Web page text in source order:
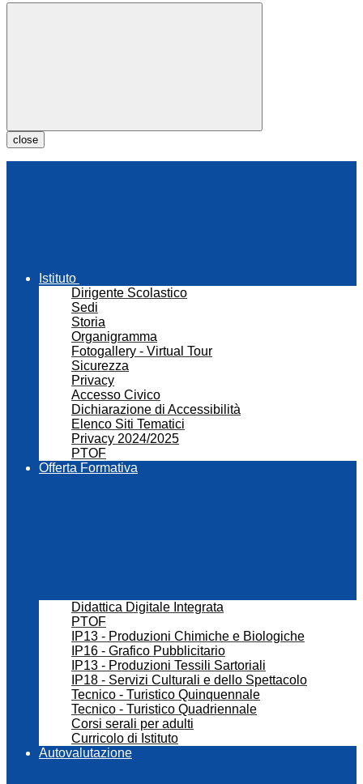
close
Istituto
Dirigente Scolastico
Sedi
Storia
Organigramma
Fotogallery - Virtual Tour
Sicurezza
Privacy
Accesso Civico
Dichiarazione di Accessibilità
Elenco Siti Tematici
Privacy 2024/2025
PTOF
Offerta Formativa
Didattica Digitale Integrata
PTOF
IP13 - Produzioni Chimiche e Biologiche
IP16 - Grafico Pubblicitario
IP13 - Produzioni Tessili Sartoriali
IP18 - Servizi Culturali e dello Spettacolo
Tecnico - Turistico Quinquennale
Tecnico - Turistico Quadriennale
Corsi serali per adulti
Curricolo di Istituto
Autovalutazione